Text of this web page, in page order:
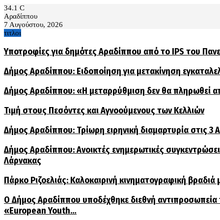
34.1 C
Αραδίππου
7 Αυγούστου, 2026
τιτλοι
Υποτροφίες για δημότες Αραδίππου από το IPS του
Δήμος Αραδίππου: Ειδοποίηση για μετακίνηση
Δήμος Αραδίππου: «Η μεταρρύθμιση δεν θα πληρωθεί
Τιμή στους Πεσόντες και Αγνοούμενους των Κελλιών
Δήμος Αραδίππου: Τρίωρη ειρηνική διαμαρτυρία στις 3
Δήμος Αραδίππου: Ανοικτές ενημερωτικές
Λάρνακας
Πάρκο Ριζοελιάς: Καλοκαιρινή κινηματογραφική
Ο Δήμος Αραδίππου υποδέχθηκε διεθνή
«European Youth…